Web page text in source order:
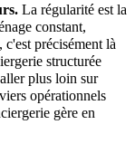
La régularité est la
constant,
précisément là
structurée
plus loin sur
opérationnels
gère en